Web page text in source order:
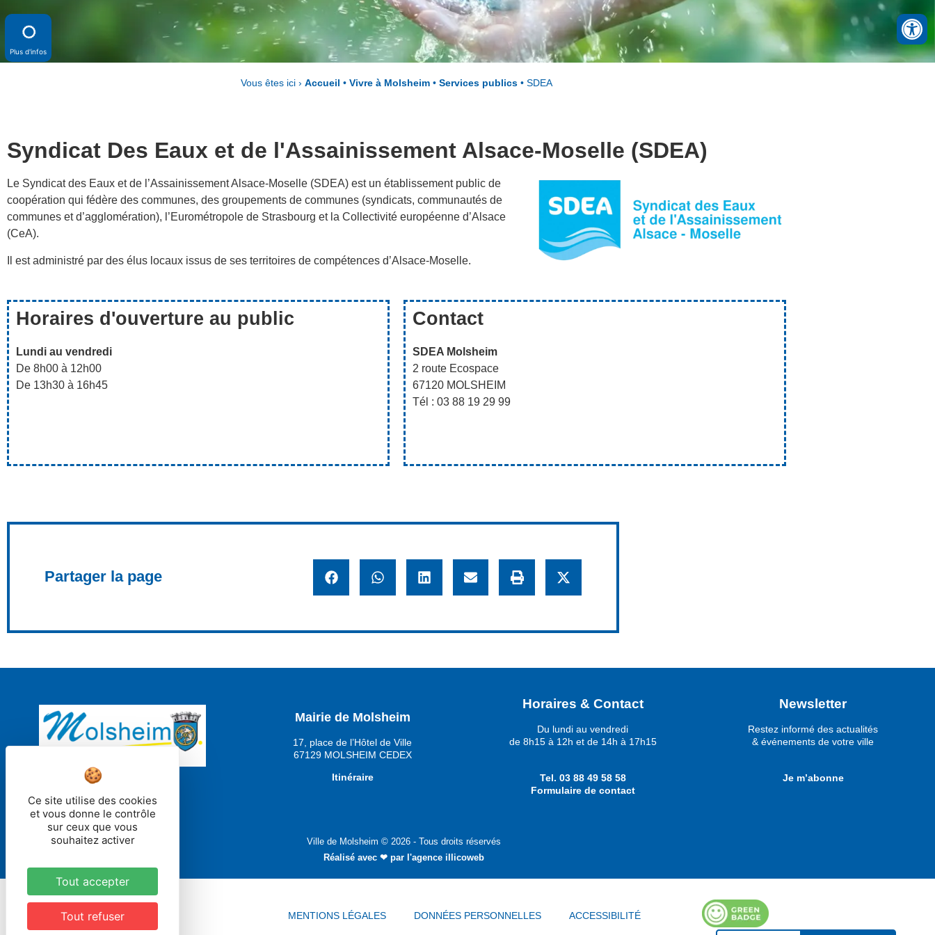
Vous êtes ici › Accueil • Vivre à Molsheim • Services publics • SDEA
Syndicat Des Eaux et de l'Assainissement Alsace-Moselle (SDEA)
Le Syndicat des Eaux et de l’Assainissement Alsace-Moselle (SDEA) est un établissement public de
coopération qui fédère des communes, des groupements de communes (syndicats, communautés de
communes et d’agglomération), l’Eurométropole de Strasbourg et la Collectivité européenne d’Alsace
(CeA).
Il est administré par des élus locaux issus de ses territoires de compétences d’Alsace-Moselle.
Horaires d'ouverture au public
Lundi au vendredi
De 8h00 à 12h00
De 13h30 à 16h45
Contact
SDEA Molsheim
2 route Ecospace
67120 MOLSHEIM
Tél : 03 88 19 29 99
Partager la page
Mairie de Molsheim
17, place de l’Hôtel de Ville
67129 MOLSHEIM CEDEX
Itinéraire
Horaires & Contact
Du lundi au vendredi
de 8h15 à 12h et de 14h à 17h15
Tel. 03 88 49 58 58
Formulaire de contact
Newsletter
Restez informé des actualités
& événements de votre ville
Je m’abonne
Ville de Molsheim © 2026 - Tous droits réservés
Réalisé avec ❤ par l'agence illicoweb
MENTIONS LÉGALES DONNÉES PERSONNELLES ACCESSIBILITÉ
Plus d'infos
Ce site utilise des cookies
et vous donne le contrôle
sur ceux que vous
souhaitez activer
Tout accepter
Tout refuser